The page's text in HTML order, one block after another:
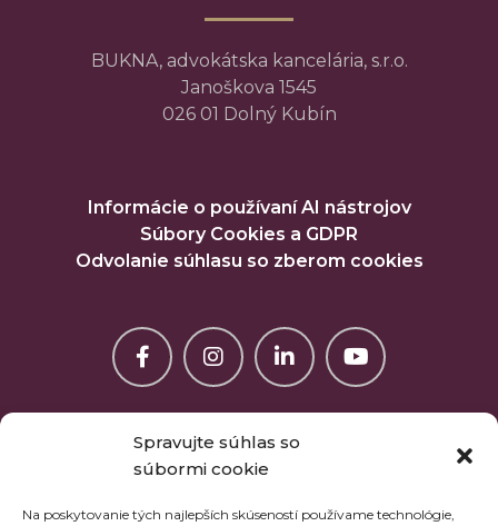
Spravujte súhlas so
súbormi cookie
Na poskytovanie tých najlepších skúseností používame technológie,
BUKNA, advokátska kancelária, s.r.o.
Janoškova 1545
026 01 Dolný Kubín
Informácie o používaní AI nástrojov
Súbory Cookies a GDPR
Odvolanie súhlasu so zberom cookies